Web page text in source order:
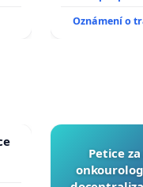
Oznámení o
Petice